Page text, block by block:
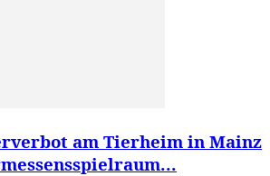
am Tierheim in Mainz